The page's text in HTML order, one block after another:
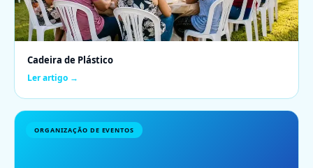
Cadeira de Plástico
Ler artigo →
ORGANIZAÇÃO DE EVENTOS